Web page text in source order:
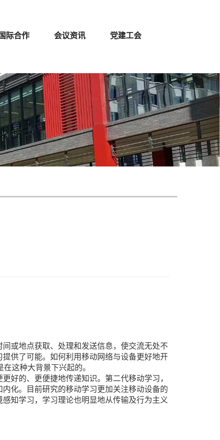
国际合作 会议资讯 党建工会
或地点获取、处理和发送信息，使交流无处不
供了可能。如何利用移动网络与设备更好地开
在这种大背景下兴起的。
好的、更便捷地传递知识。第二代移动学习，
化。目前研究的移动学习更加关注移动设备的
知学习，学习理论也明显地从传输及行为主义